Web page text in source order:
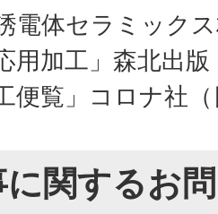
電体セラミック
用加工」森北出
便覧」コロナ社
に関するお